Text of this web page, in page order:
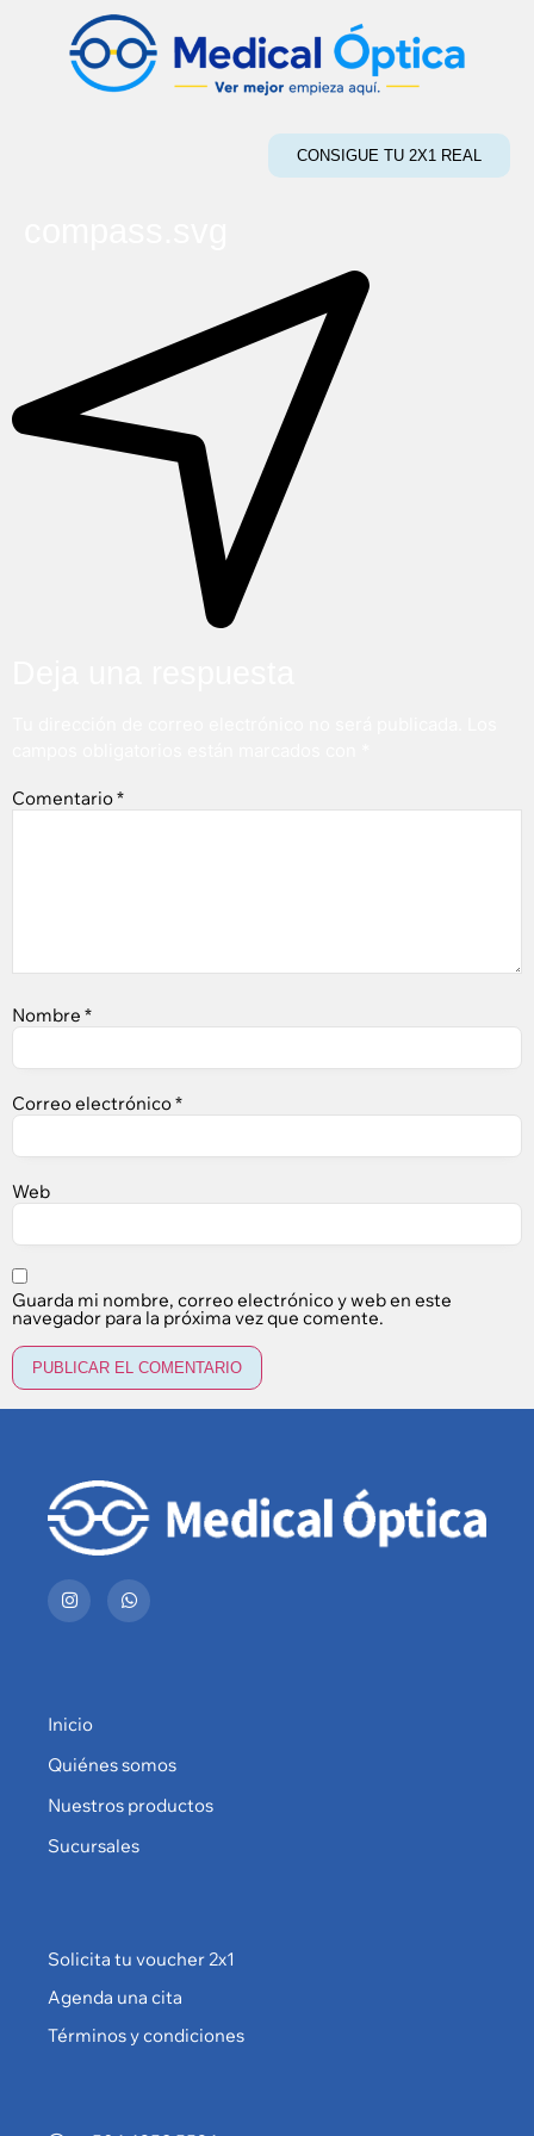
CONSIGUE TU 2X1 REAL
Comentario*
Nombre *
Correo electrónico*
Web
Guarda mi nombre, correo electrónico y web en este
navegador para la próxima vez que comente.
Inicio
Quiénes somos
Nuestros productos
Sucursales
Solicita tu voucher 2x1
Agenda una cita
Términos y condiciones